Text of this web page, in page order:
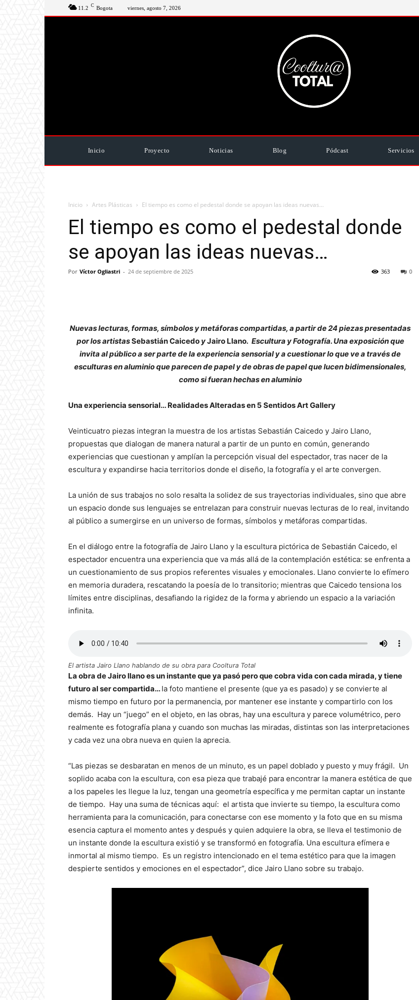
11.2 C Bogota viernes, agosto 7, 2026
Inicio Proyecto Noticias Blog Pódcast Servicios
Inicio Artes Plásticas El tiempo es como el pedestal donde se apoyan las ideas nuevas…
El tiempo es como el pedestal donde
se apoyan las ideas nuevas…
Por Víctor Ogliastri - 24 de septiembre de 2025 0
363
Nuevas lecturas, formas, símbolos y metáforas compartidas, a partir de 24 piezas presentadas
por los artistasSebastián CaicedoyJairo Llano. Escultura y Fotografía. Una exposición que
invita al público a ser parte de la experiencia sensorial y a cuestionar lo que ve a través de
esculturas en aluminio que parecen de papel y de obras de papel que lucen bidimensionales,
como si fueran hechas en aluminio
Una experiencia sensorial… Realidades Alteradas en 5 Sentidos Art Gallery
Veinticuatro piezas integran la muestra de los artistas Sebastián Caicedo y Jairo Llano,
propuestas que dialogan de manera natural a partir de un punto en común, generando
experiencias que cuestionan y amplían la percepción visual del espectador, tras nacer de la
escultura y expandirse hacia territorios donde el diseño, la fotografía y el arte convergen.
La unión de sus trabajos no solo resalta la solidez de sus trayectorias individuales, sino que abre
un espacio donde sus lenguajes se entrelazan para construir nuevas lecturas de lo real, invitando
al público a sumergirse en un universo de formas, símbolos y metáforas compartidas.
En el diálogo entre la fotografía de Jairo Llano y la escultura pictórica de Sebastián Caicedo, el
espectador encuentra una experiencia que va más allá de la contemplación estética: se enfrenta a
un cuestionamiento de sus propios referentes visuales y emocionales. Llano convierte lo efímero
en memoria duradera, rescatando la poesía de lo transitorio; mientras que Caicedo tensiona los
límites entre disciplinas, desafiando la rigidez de la forma y abriendo un espacio a la variación
infinita.
El artista Jairo Llano hablando de su obra para Cooltura Total
La obra de Jairo llano es un instante que ya pasó pero que cobra vida con cada mirada, y tiene
futuro al ser compartida… la foto mantiene el presente (que ya es pasado) y se convierte al
mismo tiempo en futuro por la permanencia, por mantener ese instante y compartirlo con los
demás. Hay un “juego” en el objeto, en las obras, hay una escultura y parece volumétrico, pero
realmente es fotografía plana y cuando son muchas las miradas, distintas son las interpretaciones
y cada vez una obra nueva en quien la aprecia.
“Las piezas se desbaratan en menos de un minuto, es un papel doblado y puesto y muy frágil. Un
soplido acaba con la escultura, con esa pieza que trabajé para encontrar la manera estética de que
a los papeles les llegue la luz, tengan una geometría específica y me permitan captar un instante
de tiempo. Hay una suma de técnicas aquí: el artista que invierte su tiempo, la escultura como
herramienta para la comunicación, para conectarse con ese momento y la foto que en su misma
esencia captura el momento antes y después y quien adquiere la obra, se lleva el testimonio de
un instante donde la escultura existió y se transformó en fotografía. Una escultura efímera e
inmortal al mismo tiempo. Es un registro intencionado en el tema estético para que la imagen
despierte sentidos y emociones en el espectador”, dice Jairo Llano sobre su trabajo.